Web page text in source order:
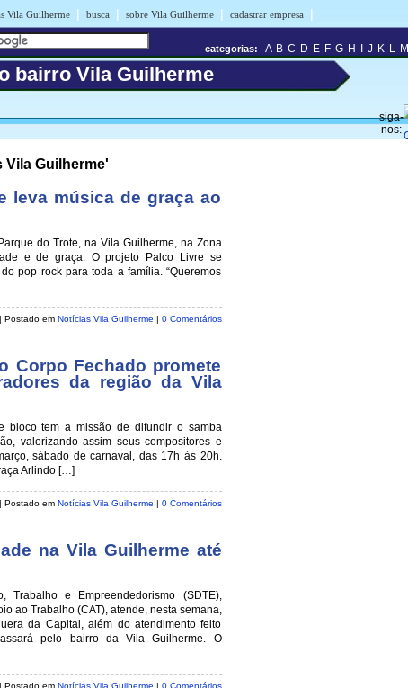
Vila Guilherme | busca | sobre Vila Guilherme | cadastrar empresa |
bairro Vila Guilherme
siga-
nos:
categorias: A B C D E F G H J K L M
Guilherme'
leva música de graça ao
do Trote, na Vila Guilherme, na Zona
e de graça. O projeto Palco Livre se
pop rock para toda a família. “Queremos
| Postado em Notícias Vila Guilherme | 0 Comentários
Corpo Fechado promete
da região da Vila
bloco tem a missão de difundir o samba
valorizando assim seus compositores e
sábado de carnaval, das 17h às 20h.
Arlindo […]
| Postado em Notícias Vila Guilherme | 0 Comentários
na Vila Guilherme até
Trabalho e Empreendedorismo (SDTE),
ao Trabalho (CAT), atende, nesta semana,
da Capital, além do atendimento feito
pelo bairro da Vila Guilherme. O
| Postado em Notícias Vila Guilherme | 0 Comentários